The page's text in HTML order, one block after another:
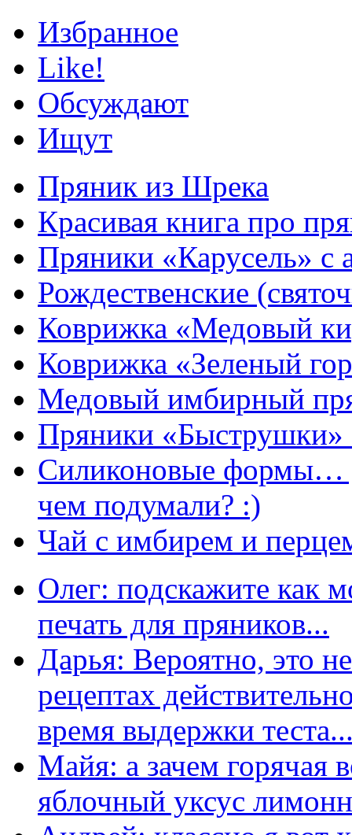
Избранное
Like!
Обсуждают
Ищут
Пряник из Шрека
Красивая книга про
Пряники «Карусель» с
Рождественские
Коврижка «Медовый
Коврижка «Зеленый
Медовый имбирный
Пряники «Быструшки»
Силиконовые формы…
чем подумали? :)
Чай с имбирем и
Олег: подскажите как
печать для пряников...
Дарья: Вероятно, это
рецептах
время выдержки
Майя: а зачем горячая
яблочный уксус